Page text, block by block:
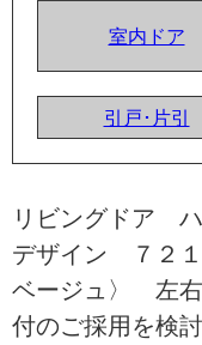
室内ドア
引戸･片引
リビングドア
デザイン ７２
ベージュ〉 左
付のご採用を検